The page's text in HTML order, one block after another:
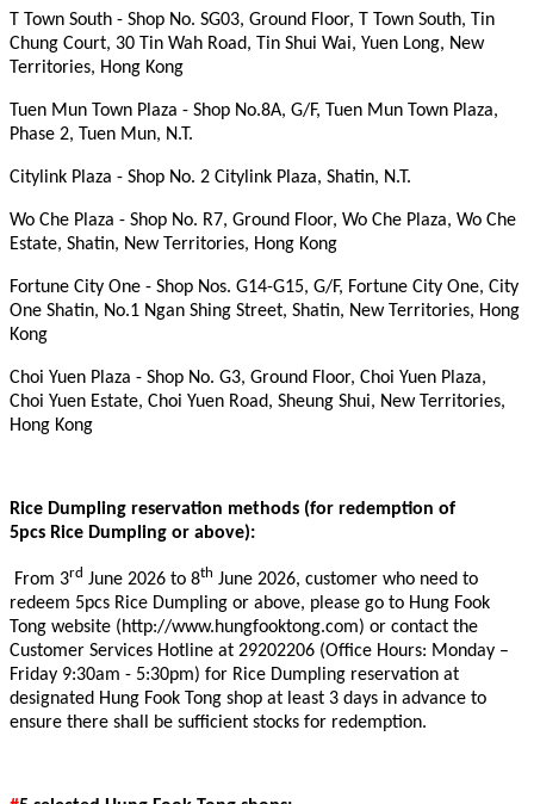
T Town South - Shop No. SG03, Ground Floor, T Town South, Tin
Chung Court, 30 Tin Wah Road, Tin Shui Wai, Yuen Long, New
Territories, Hong Kong
Tuen Mun Town Plaza - Shop No.8A, G/F, Tuen Mun Town Plaza,
Phase 2, Tuen Mun, N.T.
Citylink Plaza - Shop No. 2 Citylink Plaza, Shatin, N.T.
Wo Che Plaza - Shop No. R7, Ground Floor, Wo Che Plaza, Wo Che
Estate, Shatin, New Territories, Hong Kong
Fortune City One - Shop Nos. G14-G15, G/F, Fortune City One, City
One Shatin, No.1 Ngan Shing Street, Shatin, New Territories, Hong
Kong
Choi Yuen Plaza - Shop No. G3, Ground Floor, Choi Yuen Plaza,
Choi Yuen Estate, Choi Yuen Road, Sheung Shui, New Territories,
Hong Kong
Rice Dumpling reservation methods (for redemption of
5pcs Rice Dumpling or above):
From 3rd June 2026 to 8th June 2026, customer who need to
redeem 5pcs Rice Dumpling or above, please go to Hung Fook
Tong website (http://www.hungfooktong.com) or contact the
Customer Services Hotline at 29202206 (Office Hours: Monday –
Friday 9:30am - 5:30pm) for Rice Dumpling reservation at
designated Hung Fook Tong shop at least 3 days in advance to
ensure there shall be sufficient stocks for redemption.